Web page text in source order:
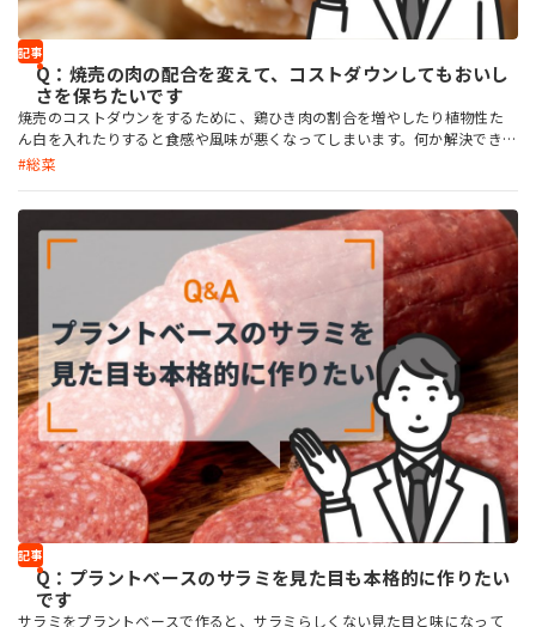
記事
Q：焼売の肉の配合を変えて、コストダウンしてもおいし
さを保ちたいです
焼売のコストダウンをするために、鶏ひき肉の割合を増やしたり植物性た
ん白を入れたりすると食感や風味が悪くなってしまいます。何か解決できる
素材はありますか？
総菜
記事
Q：プラントベースのサラミを見た目も本格的に作りたい
です
サラミをプラントベースで作ると、サラミらしくない見た目と味になって